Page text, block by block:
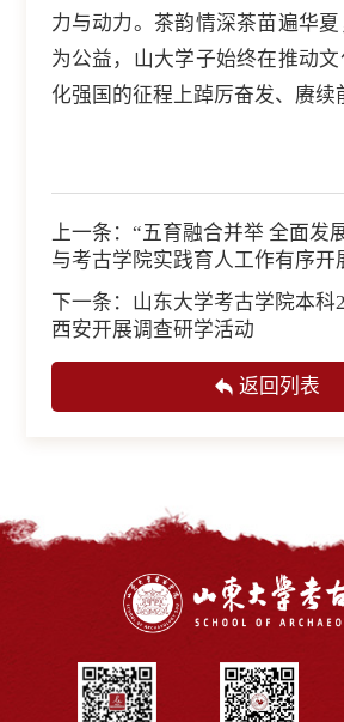
力与动力。茶韵情深茶苗遍华
为公益，山大学子始终在推动
化强国的征程上踔厉奋发、赓续
上一条： “五育融合并举 全面发
与考古学院实践育人工作有序开
下一条： 山东大学考古学院本科
西安开展调查研学活动
返回列表